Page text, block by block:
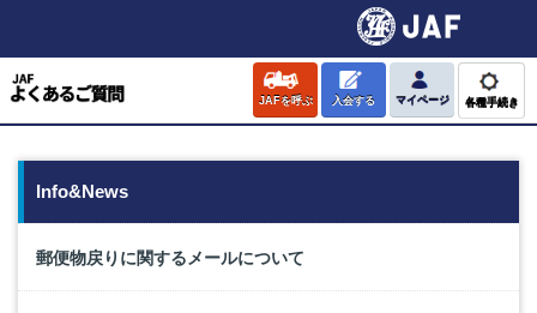
JAFを呼ぶ 入会する マイページ 各種手続き
Info&News
郵便物戻りに関するメールについて